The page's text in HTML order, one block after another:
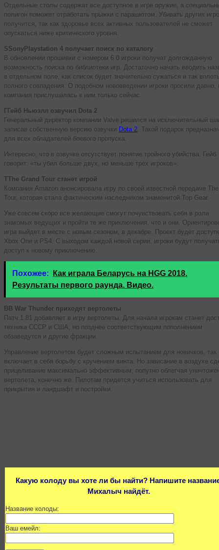
Отдельные столы содержат все доступное в игре оружие, а
полигон поможет отработать прыжки с парашютом. Убивать других
получится, так как здоровье всех активных пользователей не сможет
опускаться ниже критического уровня.
SSonyPlaystation 4 получает поиск по каталогу
В обновлении прошивки с номером 6.0 игроки получат долгожданную
возможность поиска по библиотеки игр. Достаточно начать вводить
в отдельном поле, как список будет значительно сужаться и так
полного совпадения. О подобном нововведении игроки просили давно,
компания прислушалась к ним только сейчас.
ГГейб Ньюэлл озвучил Dota 2
Генеральный директор компании Valve решился на исключительный
записав собственную версию озвучки Dota 2. Такой подарок
для всех обладателей боевого пропуска.
Интересно, что в озвучке отсутствует понятие тройного убийства. Гейб
говорит: «ты убил больше двух, но меньше трех игроков».
TThe Grand Tour станет игрой
Компания Amazon анонсировала игру по своей известной передаче
Tour, которая стала фактическим наследником знаменитой Top Gear.
Уже совсем скоро все желающие смогут почувствовать себя в роли
знакомых ведущих и пройти те же приключения, что и они.
игра выйдет в месте с новым сезоном, в декабре. Проект будет
Xbox One и PS4. С выходом каждой новой серии, игроки будут
доступ к новому приключению.
Похожее:
Как играла Беларусь на HGG 2018.
Результаты первого раунда. Видео.
ВВ War Thunder приходят вертолеты
Патч 1.81 добавляет в игру вертолеты. Для начала игрокам станет
техника СССР и США, но позднее соответствующим пополнением
обзаведутся и другие фракции.
Управление вертолетом будет сложным испытанием для новичков, так
включает в себя борьбу с кручением винта. Но зависание в воздухе
прицеливание максимально эффективным, попутно облегчая
вертолета, конечно же. Пилотам придется учиться использовать для
прикрытия и ландшафт и постройки.
Какую колоду вы хоте ли бы найти? Напишите
Михалыч найдёт.
Название колоды:
Ваш емейл: